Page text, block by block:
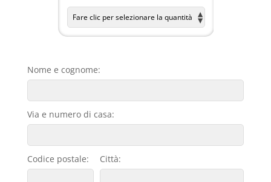
Nome e cognome:
Via e numero di casa:
Codice postale: Città: